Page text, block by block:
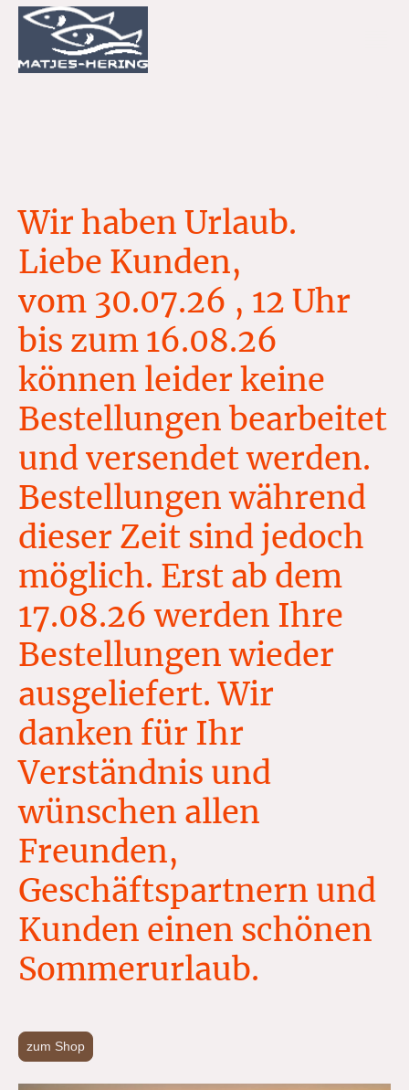
Wir haben Urlaub.
Liebe Kunden,
vom 30.07.26 , 12 Uhr
bis zum 16.08.26
können leider keine
Bestellungen bearbeitet
und versendet werden.
Bestellungen während
dieser Zeit sind jedoch
möglich. Erst ab dem
17.08.26 werden Ihre
Bestellungen wieder
ausgeliefert. Wir
danken für Ihr
Verständnis und
wünschen allen
Freunden,
Geschäftspartnern und
Kunden einen schönen
Sommerurlaub.
zum Shop